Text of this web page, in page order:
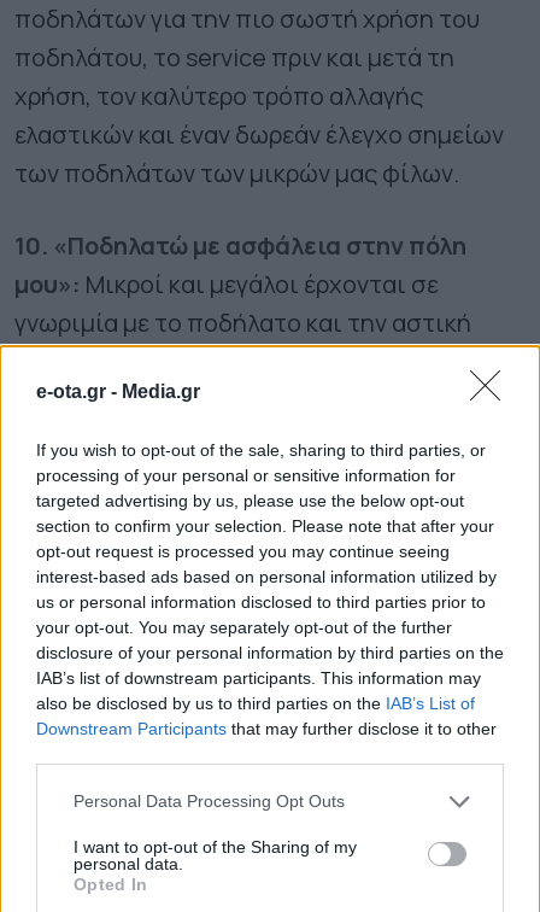
e-ota.gr - Media.gr
If you wish to opt-out of the sale, sharing to third parties, or
processing of your personal or sensitive information for
targeted advertising by us, please use the below opt-out
section to confirm your selection. Please note that after your
opt-out request is processed you may continue seeing
interest-based ads based on personal information utilized by
us or personal information disclosed to third parties prior to
your opt-out. You may separately opt-out of the further
disclosure of your personal information by third parties on the
IAB’s list of downstream participants. This information may
also be disclosed by us to third parties on the IAB’s List of
Downstream Participants that may further disclose it to other
Personal Data Processing Opt Outs
I want to opt-out of the Sharing of my
personal data.
Opted In
ποδηλάτων για την πιο σωστή χρήση του
ποδηλάτου, το service πριν και μετά τη
χρήση, τον καλύτερο τρόπο αλλαγής
ελαστικών και έναν δωρεάν έλεγχο σημείων
των ποδηλάτων των μικρών μας φίλων.
10. «Ποδηλατώ με ασφάλεια στην πόλη
μου»: Μικροί και μεγάλοι έρχονται σε
γνωριμία με το ποδήλατο και την αστική
με ειδικές αναφορές στην οδική ασφάλεια,
στην προετοιμασία για τη χρήση του
ποδηλάτου και πολλές άλλες χρήσιμες
πληροφορίες.
11. «Μαθαίνω για τις πρώτες βοήθειες»:Οι
εκπαιδευμένοι εθελοντές – διασώστες του
Ελληνικού Ερυθρού Σταυρού δείχνουν τις
πρώτες βοήθειες και τις ενέργειες που
μπορούμε να κάνουμε ως ποδηλάτες σε
Τον συντονισμό της δράσης έχουν η
Αντιδήμαρχος Παιδείας, Διά Βίου Μάθησης